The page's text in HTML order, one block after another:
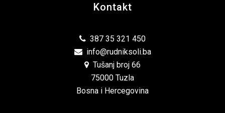
Kontakt
387 35 321 450
info@rudniksoli.ba
Tušanj broj 66
75000 Tuzla
Bosna i Hercegovina